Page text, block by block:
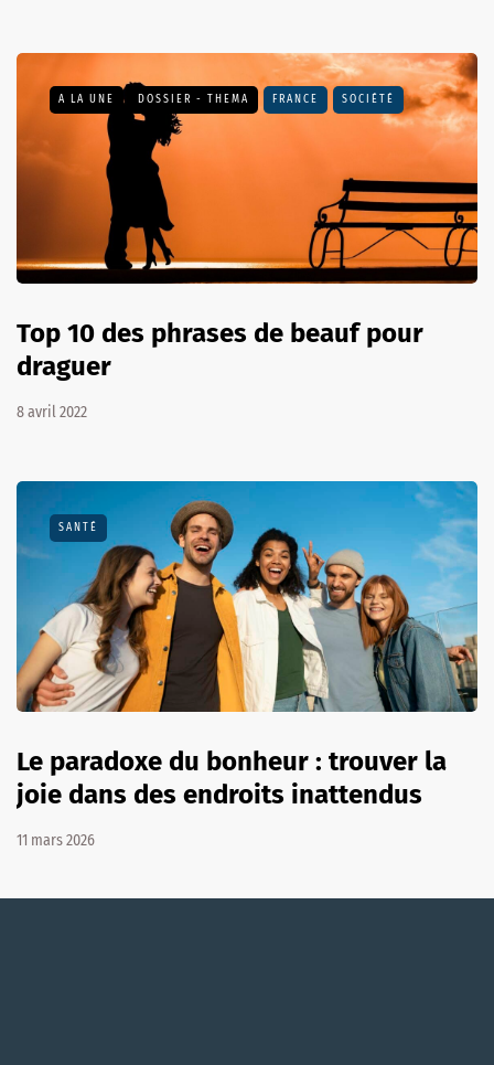
A LA UNE DOSSIER - THEMA FRANCE SOCIÉTÉ
Top 10 des phrases de beauf pour
draguer
8 avril 2022
SANTÉ
Le paradoxe du bonheur : trouver la
joie dans des endroits inattendus
11 mars 2026